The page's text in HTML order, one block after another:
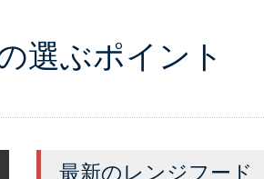
選ぶポイント
最新のレンジフード